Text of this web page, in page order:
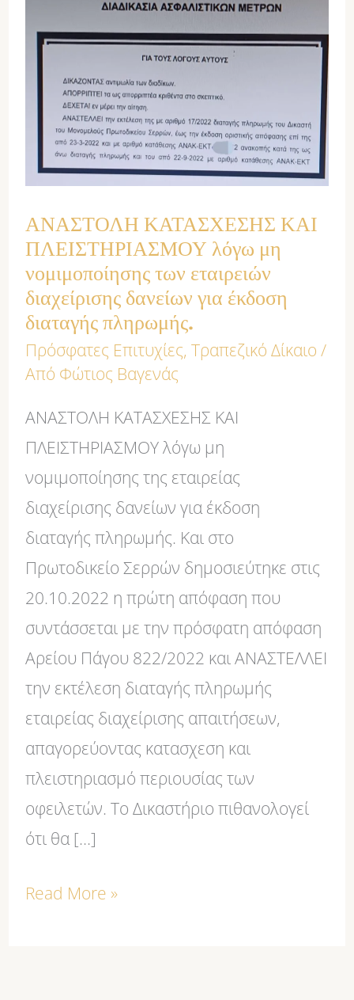
ΑΝΑΣΤΟΛΗ ΚΑΤΑΣΧΕΣΗΣ ΚΑΙ
ΠΛΕΙΣΤΗΡΙΑΣΜΟΥ λόγω μη
νομιμοποίησης των εταιρειών
διαχείρισης δανείων για έκδοση
διαταγής πληρωμής.
Πρόσφατες Επιτυχίες,Τραπεζικό Δίκαιο /
Από Φώτιος Βαγενάς
ΑΝΑΣΤΟΛΗ ΚΑΤΑΣΧΕΣΗΣ ΚΑΙ
ΠΛΕΙΣΤΗΡΙΑΣΜΟΥ λόγω μη
νομιμοποίησης της εταιρείας
διαχείρισης δανείων για έκδοση
διαταγής πληρωμής. Και στο
Πρωτοδικείο Σερρών δημοσιεύτηκε στις
20.10.2022 η πρώτη απόφαση που
συντάσσεται με την πρόσφατη απόφαση
Αρείου Πάγου 822/2022 και ΑΝΑΣΤΕΛΛΕΙ
την εκτέλεση διαταγής πληρωμής
εταιρείας διαχείρισης απαιτήσεων,
απαγορεύοντας κατασχεση και
πλειστηριασμό περιουσίας των
οφειλετών. Το Δικαστήριο πιθανολογεί
ότι θα […]
λόγω
μη
νομιμοποίησης
εταιρειών
δανείων
για
έκδοση
διαταγής
πληρωμής.
Read More »